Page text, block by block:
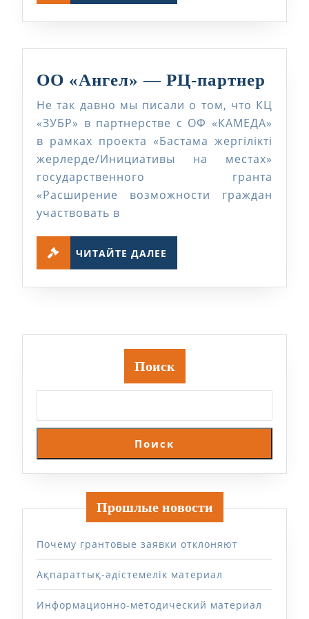
ОО «Ангел» — РЦ-партнер
—
РЦ-
Не так давно мы писали о том, что КЦ
«ЗУБР» в партнерстве с ОФ «КАМЕДА»
в рамках проекта «Бастама жергілікті
жерлерде/Инициативы на местах»
государственного гранта
«Расширение возможности граждан
участвовать в
ЧИТАЙТЕ ДАЛЕЕ
Поиск
Поиск
Прошлые новости
Почему грантовые заявки отклоняют
Ақпараттық-әдістемелік материал
Информационно-методический материал